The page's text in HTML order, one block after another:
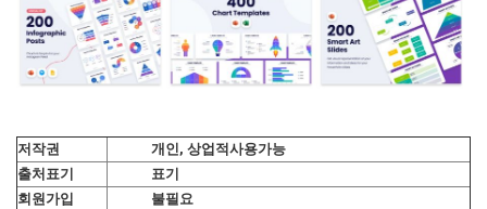
저작권
개인, 상업적사용가능
출처표기
표기
회원가입
불필요